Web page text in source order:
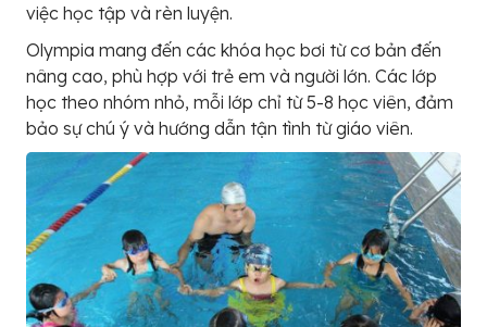
việc học tập và rèn luyện.
Olympia mang đến các khóa học bơi từ cơ bản đến
nâng cao, phù hợp với trẻ em và người lớn. Các lớp
học theo nhóm nhỏ, mỗi lớp chỉ từ 5-8 học viên, đảm
bảo sự chú ý và hướng dẫn tận tình từ giáo viên.